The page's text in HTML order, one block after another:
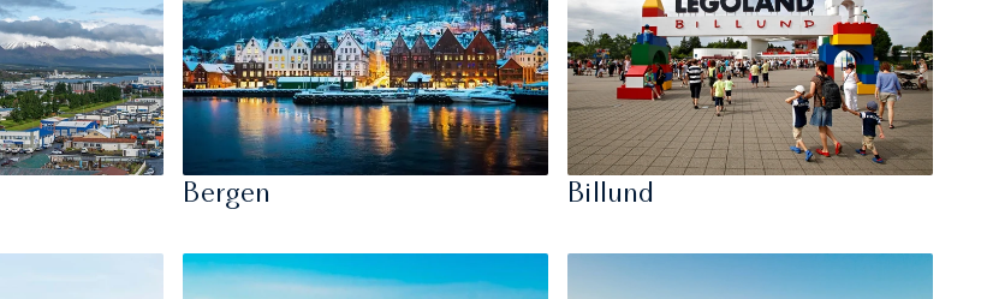
Bergen Billund